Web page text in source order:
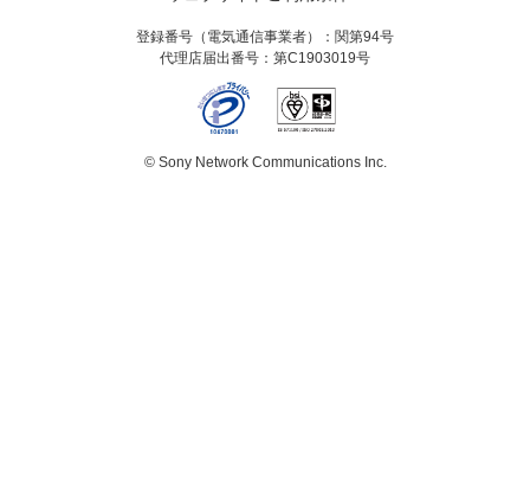
登録番号（電気通信事業者）：関第94号
代理店届出番号：第C1903019号
© Sony Network Communications Inc.